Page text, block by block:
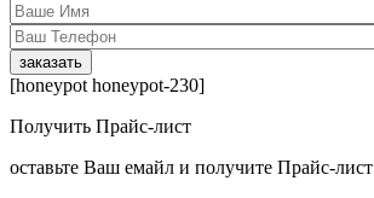
[honeypot honeypot-230]
Получить Прайс-лист
оcтавьте Ваш емайл и получите Прайс-лист